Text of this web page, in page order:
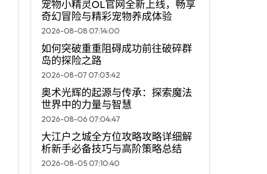
宠物小精灵OL官网全新上线，畅享
奇幻冒险与精彩宠物养成体验
2026-08-08 07:14:00
如何突破重重阻碍成功前往破碎群
岛的探险之路
2026-08-07 07:03:42
奥术光辉的起源与传承：探索魔法
世界中的力量与智慧
2026-08-06 07:04:47
大江户之城全方位攻略攻略详细解
析新手必备技巧与高阶策略总结
2026-08-05 07:10:40